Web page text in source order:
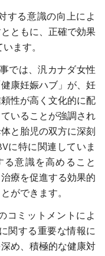
する意識の向上によ
ともに、正確で効果
ます。
では、汎カナダ女性
康妊娠ハブ」が、妊
性が高く文化的に配
いることが強調され
と胎児の双方に深刻
に特に関連していま
意識を高めること
療を促進する効果的
ができます。
コミットメントによ
関する重要な情報に
め、積極的な健康対